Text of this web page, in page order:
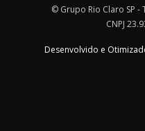
© Grupo Rio Claro SP
CNPJ
Desenvolvido e